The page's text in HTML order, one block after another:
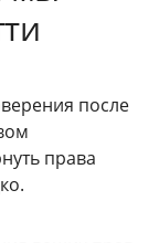
после
права